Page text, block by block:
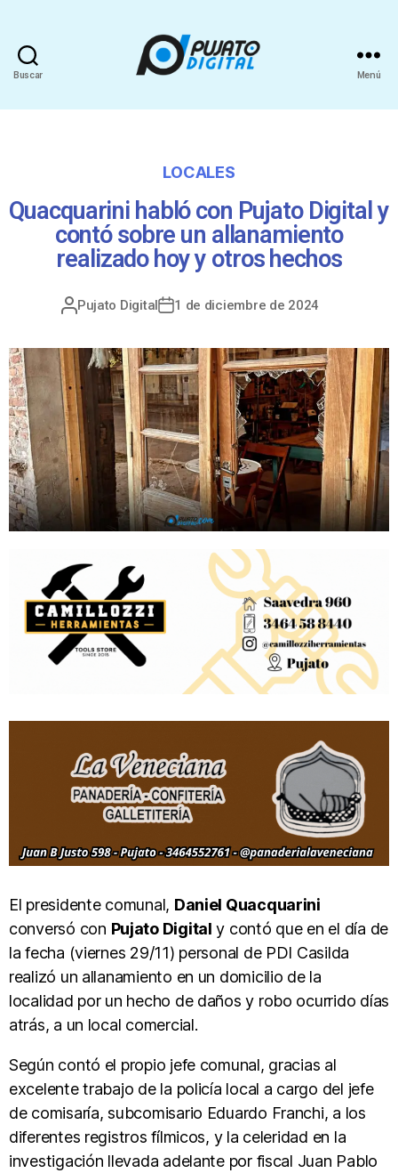
Buscar Menú
LOCALES
Quacquarini habló con Pujato Digital y
contó sobre un allanamiento
realizado hoy y otros hechos
Pujato Digital 1 de diciembre de 2024
El presidente comunal, Daniel Quacquarini
conversó con Pujato Digital y contó que en el día de
la fecha (viernes 29/11) personal de PDI Casilda
realizó un allanamiento en un domicilio de la
localidad por un hecho de daños y robo ocurrido días
atrás, a un local comercial.
Según contó el propio jefe comunal, gracias al
excelente trabajo de la policía local a cargo del jefe
de comisaría, subcomisario Eduardo Franchi, a los
diferentes registros fílmicos, y la celeridad en la
investigación llevada adelante por fiscal Juan Pablo